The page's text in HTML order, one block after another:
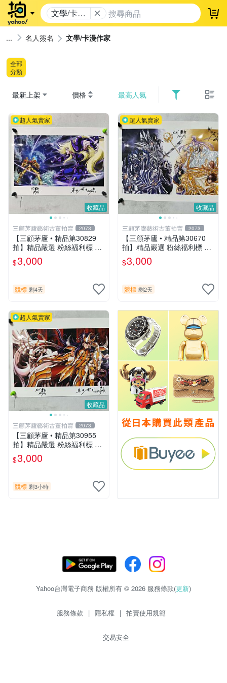
文學/卡漫
作家
登
名人簽名 文學/卡漫作家
全部
分類
最新上架 價格 最高人氣
收藏品
超人氣賣家
三顧茅廬藝術古董拍賣 2073
【三顧茅廬 • 精品第30829
拍】精品嚴選 粉絲福利標 日
本動漫大師 車田正美簽名照
片《聖鬥士星矢》！ 特惠起
$3,000
競標 剩4天
收藏品
超人氣賣家
三顧茅廬藝術古董拍賣 2073
【三顧茅廬 • 精品第30670
拍】精品嚴選 粉絲福利標 日
本動漫大師 車田正美簽名照
片《聖鬥士星矢》！ 特惠起
$3,000
競標 剩2天
收藏品
超人氣賣家
三顧茅廬藝術古董拍賣 2073
【三顧茅廬 • 精品第30955
拍】精品嚴選 粉絲福利標 日
本動漫大師 車田正美簽名照
片《聖鬥士星矢》！ 特惠起
$3,000
競標 剩3小時
Yahoo台灣電子商務 版權所有 © 2026 服務條款(更新)
服務條款 | 隱私權 | 拍賣使用規範
交易安全